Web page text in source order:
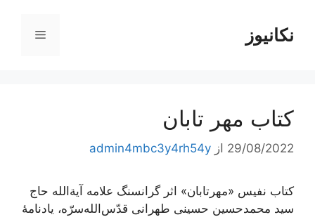
محتوانکانیوز فهرست
کتاب مهر تابان
29/08/2022 از admin4mbc3y4rh54y
کتاب نفیس «مهرتابان» اثر گرانسنگ علامه آیة‌الله حاج
سید محمدحسین حسینی طهرانی قدّس‌الله‌سرّه، یادنامۀ